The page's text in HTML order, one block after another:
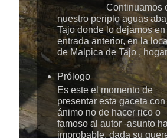
Continuamos
nuestro periplo aguas
Tajo donde lo dejamos en
entrada anterior, en la
de Malpica de Tajo ,
Prólogo
Es este el momento de
presentar esta gaceta con
ánimo no de hacer rico o
famoso al autor -asunto
improbable, dada su